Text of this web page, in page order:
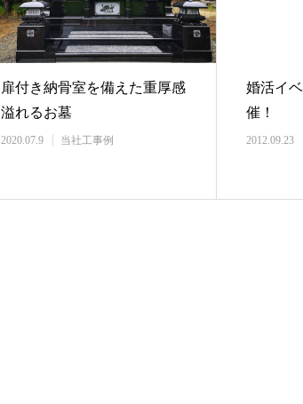
扉付き納骨室を備えた重厚感
溢れるお墓
2020.07.9 当社工事例
婚活イ
催！
2012.09.23